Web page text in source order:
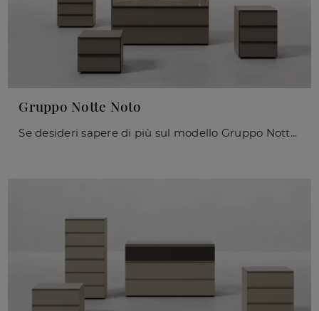
Gruppo Notte Noto
Se desideri sapere di più sul modello Gruppo Notte Noto, clicca e scopri i Comodini e comò Orme ideali per la tua zona notte.